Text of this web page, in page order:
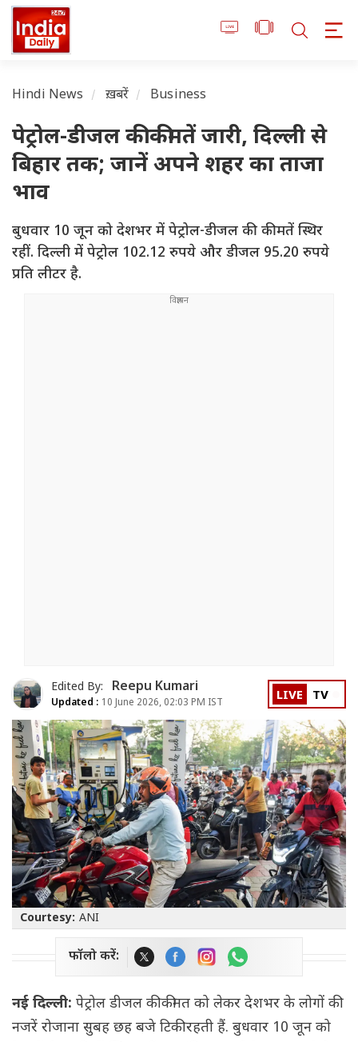
Hindi News ख़बरें Business
पेट्रोल-डीजल की कीमतें जारी, दिल्ली से
बिहार तक; जानें अपने शहर का ताजा
भाव
बुधवार 10 जून को देशभर में पेट्रोल-डीजल की कीमतें स्थिर
रहीं. दिल्ली में पेट्रोल 102.12 रुपये और डीजल 95.20 रुपये
प्रति लीटर है.
Edited By: Reepu Kumari
Updated : 10 June 2026, 02:03 PM IST LIVE TV
Courtesy: ANI
फॉलो करें:
नई दिल्ली: पेट्रोल डीजल की कीमत को लेकर देशभर के लोगों की
नजरें रोजाना सुबह छह बजे टिकी रहती हैं. बुधवार 10 जून को